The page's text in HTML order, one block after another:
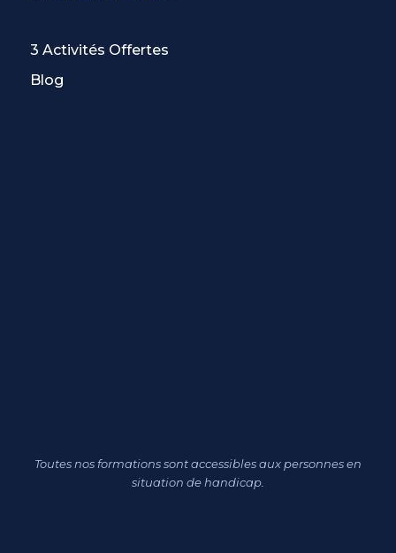
3 Activités Offertes
Blog
Toutes nos formations sont accessibles aux personnes en
situation de handicap.